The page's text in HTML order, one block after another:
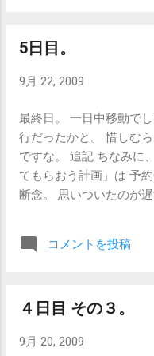
5日目。
9月 22, 2009
最終日。 一日中移動で
行だったかと。 惜しむ
ですな。 追記 ちなみに
てもらおう計画」は 予
断念。 思いついたのが
コメントを投稿
４日目 その３。
9月 20, 2009